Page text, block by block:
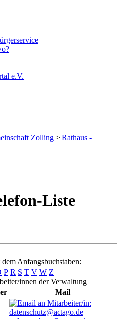
e.V.
Zolling > Rathaus -
Liste
Anfangsbuchstaben:
P R S T V W Z
innen der Verwaltung
Mail